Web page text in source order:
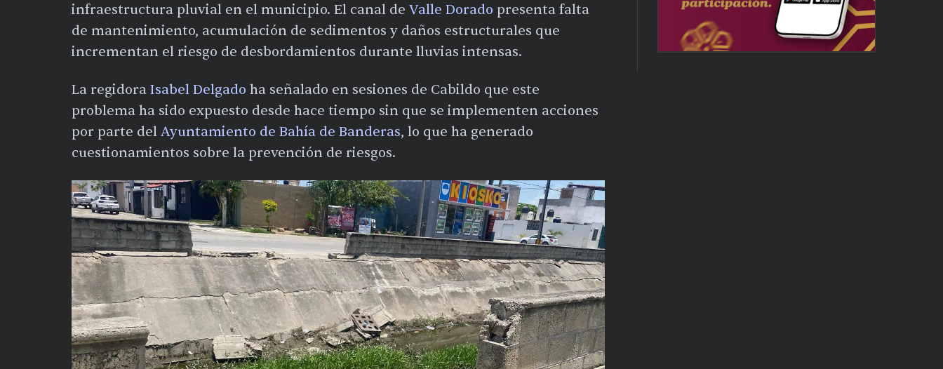
infraestructura pluvial en el municipio. El canal de Valle Dorado presenta falta
de mantenimiento, acumulación de sedimentos y daños estructurales que
incrementan el riesgo de desbordamientos durante lluvias intensas.
La regidora Isabel Delgado ha señalado en sesiones de Cabildo que este
problema ha sido expuesto desde hace tiempo sin que se implementen acciones
por parte del Ayuntamiento de Bahía de Banderas, lo que ha generado
cuestionamientos sobre la prevención de riesgos.